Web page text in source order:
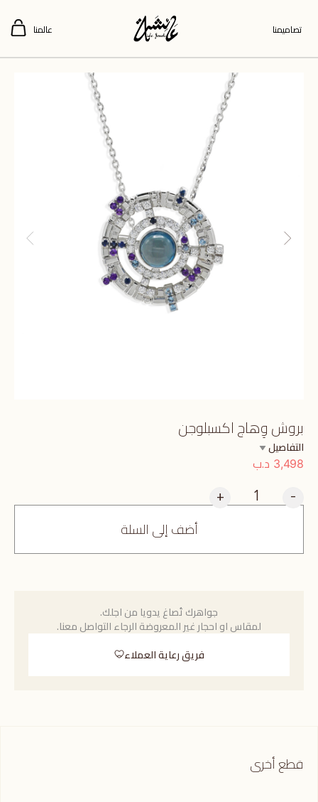
تصاميمنا عالمنا
بروش وِهاج اكسبلوجن
التفاصيل
3,498 د.ب
-
+
أضف إلى السلة
جواهرك تُصاغ يدويا من اجلك.
لمقاس او احجار غير المعروضة الرجاء التواصل معنا.
فريق رعاية العملاء
قطع أخرى